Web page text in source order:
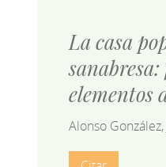
La casa
elementos
Alonso